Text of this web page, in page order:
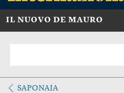
IL NUOVO DE MAURO
SAPONAIA